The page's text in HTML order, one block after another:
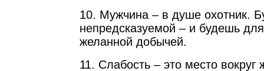
10. Мужчина – в душе охотник.
непредсказуемой – и будешь
желанной добычей.
11. Слабость – это место